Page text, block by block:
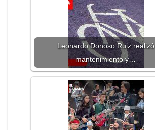
Leonardo Donoso Ruiz realizó
mantenimiento y…